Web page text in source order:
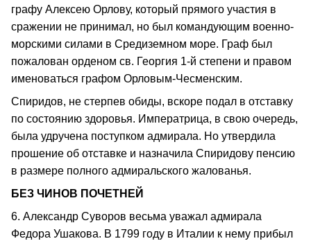
графу Алексею Орлову, который прямого участия в
сражении не принимал, но был командующим военно-
морскими силами в Средиземном море. Граф был
пожалован орденом св. Георгия 1-й степени и правом
именоваться графом Орловым-Чесменским.
Спиридов, не стерпев обиды, вскоре подал в отставку
по состоянию здоровья. Императрица, в свою очередь,
была удручена поступком адмирала. Но утвердила
прошение об отставке и назначила Спиридову пенсию
в размере полного адмиральского жалованья.
БЕЗ ЧИНОВ ПОЧЕТНЕЙ
6. Александр Суворов весьма уважал адмирала
Федора Ушакова. В 1799 году в Италии к нему прибыл